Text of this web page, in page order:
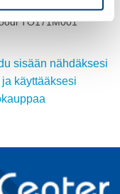
07V2-K johtimet 1
TO171M001
sisään nähdäksesi
ja käyttääksesi